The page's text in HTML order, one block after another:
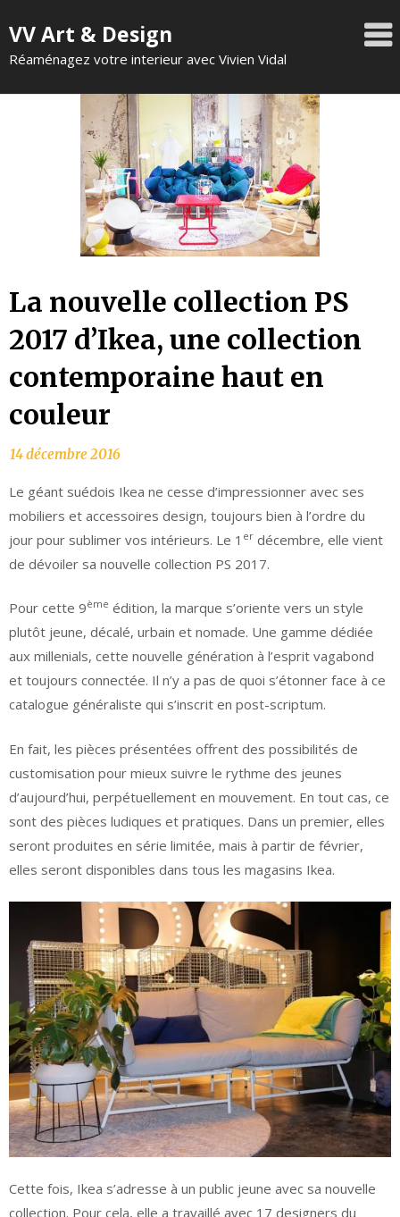
VV Art & Design
Réaménagez votre interieur avec Vivien Vidal
La nouvelle collection PS
2017 d’Ikea, une collection
contemporaine haut en
couleur
Le géant suédois Ikea ne cesse d’impressionner avec ses
mobiliers et accessoires design, toujours bien à l’ordre du
jour pour sublimer vos intérieurs. Le 1 er décembre, elle vient
de dévoiler sa nouvelle collection PS 2017.
Pour cette 9ème édition, la marque s’oriente vers un style
plutôt jeune, décalé, urbain et nomade. Une gamme dédiée
aux millenials, cette nouvelle génération à l’esprit vagabond
et toujours connectée. Il n’y a pas de quoi s’étonner face à ce
catalogue généraliste qui s’inscrit en post-scriptum.
En fait, les pièces présentées offrent des possibilités de
customisation pour mieux suivre le rythme des jeunes
d’aujourd’hui, perpétuellement en mouvement. En tout cas, ce
sont des pièces ludiques et pratiques. Dans un premier, elles
seront produites en série limitée, mais à partir de février,
elles seront disponibles dans tous les magasins Ikea.
Cette fois, Ikea s’adresse à un public jeune avec sa nouvelle
collection. Pour cela, elle a travaillé avec 17 designers du